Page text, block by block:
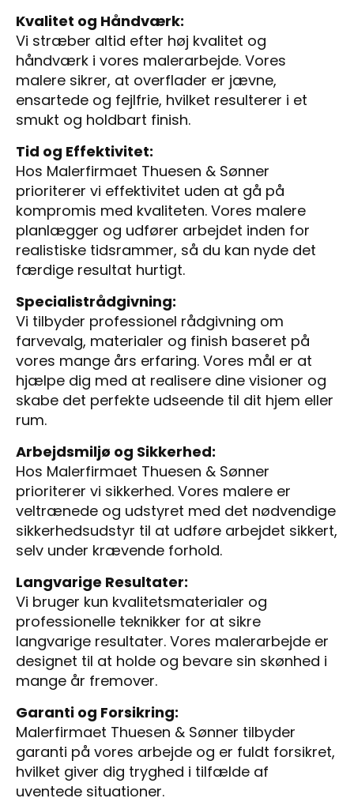
Kvalitet og Håndværk:
Vi stræber altid efter høj kvalitet og
håndværk i vores malerarbejde. Vores
malere sikrer, at overflader er jævne,
ensartede og fejlfrie, hvilket resulterer i et
smukt og holdbart finish.
Tid og Effektivitet:
Hos Malerfirmaet Thuesen & Sønner
prioriterer vi effektivitet uden at gå på
kompromis med kvaliteten. Vores malere
planlægger og udfører arbejdet inden for
realistiske tidsrammer, så du kan nyde det
færdige resultat hurtigt.
Specialistrådgivning:
Vi tilbyder professionel rådgivning om
farvevalg, materialer og finish baseret på
vores mange års erfaring. Vores mål er at
hjælpe dig med at realisere dine visioner og
skabe det perfekte udseende til dit hjem eller
rum.
Arbejdsmiljø og Sikkerhed:
Hos Malerfirmaet Thuesen & Sønner
prioriterer vi sikkerhed. Vores malere er
veltrænede og udstyret med det nødvendige
sikkerhedsudstyr til at udføre arbejdet sikkert,
selv under krævende forhold.
Langvarige Resultater:
Vi bruger kun kvalitetsmaterialer og
professionelle teknikker for at sikre
langvarige resultater. Vores malerarbejde er
designet til at holde og bevare sin skønhed i
mange år fremover.
Garanti og Forsikring:
Malerfirmaet Thuesen & Sønner tilbyder
garanti på vores arbejde og er fuldt forsikret,
hvilket giver dig tryghed i tilfælde af
uventede situationer.